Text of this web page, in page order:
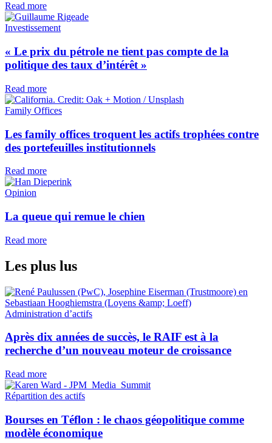
Read more
Investissement
« Le prix du pétrole ne tient pas compte de la
politique des taux d’intérêt »
Read more
Family Offices
Les family offices troquent les actifs trophées contre
des portefeuilles institutionnels
Read more
Opinion
La queue qui remue le chien
Read more
Les plus lus
Administration d’actifs
Après dix années de succès, le RAIF est à la
recherche d’un nouveau moteur de croissance
Read more
Répartition des actifs
Bourses en Téflon : le chaos géopolitique comme
modèle économique